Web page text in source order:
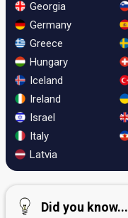
Georgia
Germany
Greece
Hungary
Iceland
Ireland
Israel
Italy
Latvia
Did you know...